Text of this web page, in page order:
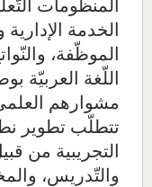
المنظومات
الخدمة
الموظّفة،
اللّغة العربيّة
مشوارهم
تتطلّب تطوير
التجريبية من
والتّدريس،